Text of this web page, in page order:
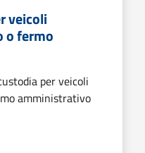
veicoli
o fermo
per veicoli
amministrativo